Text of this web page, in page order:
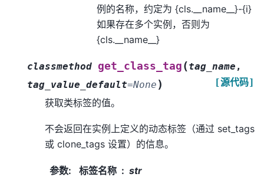
例的名称，约定为 {cls.__name__}-{i}
如果存在多个实例，否则为
{cls.__name__}
classmethod get_class_tag (tag_name ,
tag_value_default=None ) [源代码]
获取类标签的值。
不会返回在实例上定义的动态标签（通过 set_tags
或 clone_tags 设置）的信息。
参数: 标签名称
str